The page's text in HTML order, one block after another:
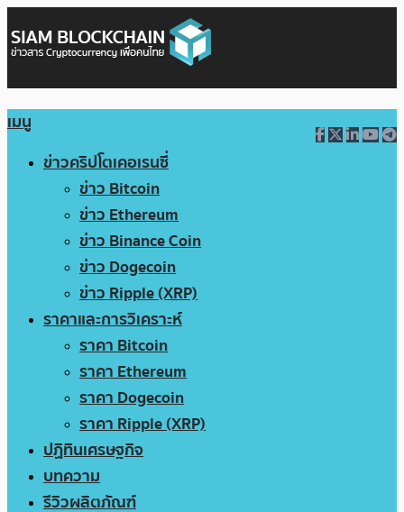
เมนู
ข่าวคริปโตเคอเรนซี่
ข่าว Bitcoin
ข่าว Ethereum
ข่าว Binance Coin
ข่าว Dogecoin
ข่าว Ripple (XRP)
ราคาและการวิเคราะห์
ราคา Bitcoin
ราคา Ethereum
ราคา Dogecoin
ราคา Ripple (XRP)
ปฏิทินเศรษฐกิจ
บทความ
รีวิวผลิตภัณฑ์